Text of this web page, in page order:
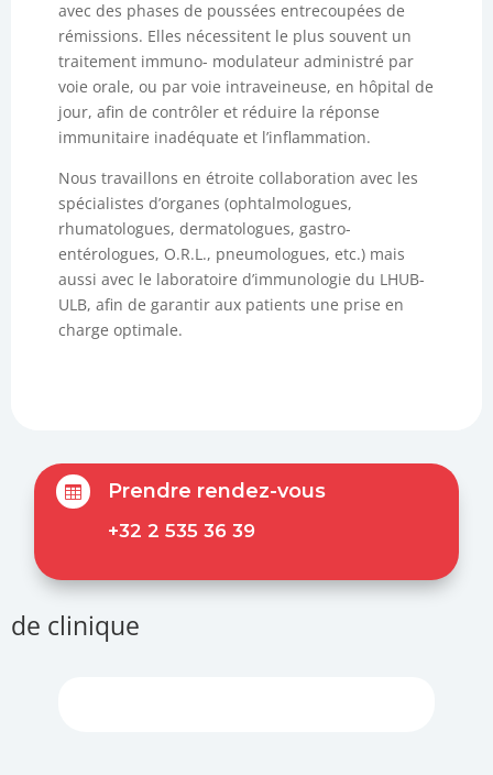
avec des phases de poussées entrecoupées de
rémissions. Elles nécessitent le plus souvent un
traitement immuno- modulateur administré par
voie orale, ou par voie intraveineuse, en hôpital de
jour, afin de contrôler et réduire la réponse
immunitaire inadéquate et l’inflammation.
Nous travaillons en étroite collaboration avec les
spécialistes d’organes (ophtalmologues,
rhumatologues, dermatologues, gastro-
entérologues, O.R.L., pneumologues, etc.) mais
aussi avec le laboratoire d’immunologie du LHUB-
ULB, afin de garantir aux patients une prise en
charge optimale.
 Prendre rendez-vous
+32 2 535 36 39
de clinique